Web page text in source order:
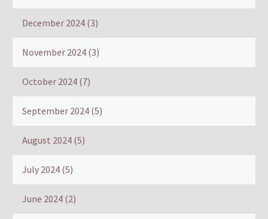
December 2024 (3)
November 2024 (3)
October 2024 (7)
September 2024 (5)
August 2024 (5)
July 2024 (5)
June 2024 (2)